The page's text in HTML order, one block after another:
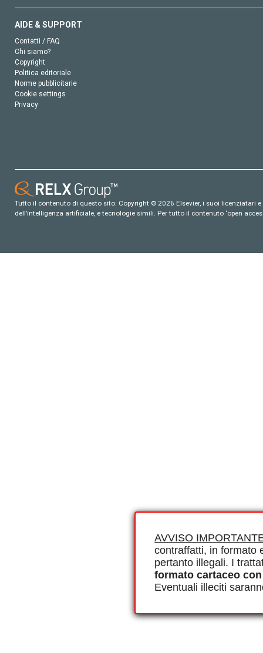
AVVISO
contraffatti, in formato
pertanto illegali. I
formato cartaceo
Eventuali illeciti
AIDE & SUPPORT
Contatti / FAQ
Chi siamo?
Copyright
Politica editoriale
Norme pubblicitarie
Cookie settings
Privacy
Tutto il contenuto di questo sito: Copyright © 2026 Elsevier, i suoi
dell’intelligenza artificiale, e tecnologie simili. Per tutto il contenuto ‘open